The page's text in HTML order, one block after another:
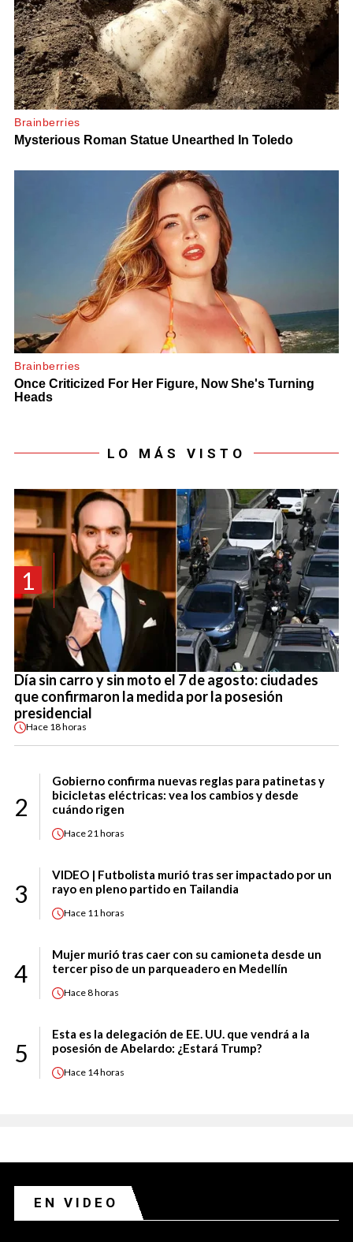
LO MÁS VISTO
1
Día sin carro y sin moto el 7 de agosto: ciudades
que confirmaron la medida por la posesión
presidencial
Hace 18 horas
2
Gobierno confirma nuevas reglas para patinetas y
bicicletas eléctricas: vea los cambios y desde
cuándo rigen
Hace21 horas
3
VIDEO | Futbolista murió tras ser impactado por un
rayo en pleno partido en Tailandia
Hace 11 horas
4
Mujer murió tras caer con su camioneta desde un
tercer piso de un parqueadero en Medellín
Hace8 horas
5
Esta es la delegación de EE. UU. que vendrá a la
posesión de Abelardo: ¿Estará Trump?
Hace 14 horas
EN VIDEO